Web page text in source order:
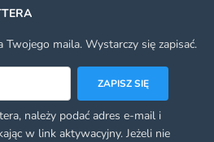
maila. Wystarczy się zapisać.
ZAPISZ SIĘ
należy podać adres e-mail i
w link aktywacyjny. Jeżeli nie